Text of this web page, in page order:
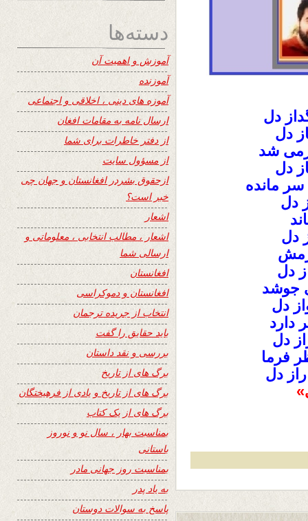
دل
دل
شد
دل
مانده
دل
دل
دل
جوشد
دل
دارد
دل
فرما
دل
دسته‌ها
آموزش و اهمیت آن
آموزنده
آموزه های دینی ، اخلاقی و اجتماعی
ارسال نامه به مقامات افغان
از دفتر خاطرات برای شما
از مسؤول سایت
ازحقوق بشردر افغانستان و جهان چی
خبر است؟
اشعار
اشعار ، مطالب انتخابی ، معلوماتی و
ارسالی شما
افغانستان
افغانستان و دموکراسی
انتخاب از جریده ترجمان
باید حقایق را گفت
بررسی و نقد داستان
برگ های از تاریخ
برگ های از تاریخ و یادی از فرهیختگان
برگ های از یک کتاب
بمناسبت بهار ، سال نو و نوروز
باستانی
بمناسبت روز جهانی مادر
به یاد پدر
پاسخ به سوالات دوستان